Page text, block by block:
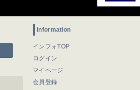
information
インフォTOP
ログイン
マイページ
会員登録